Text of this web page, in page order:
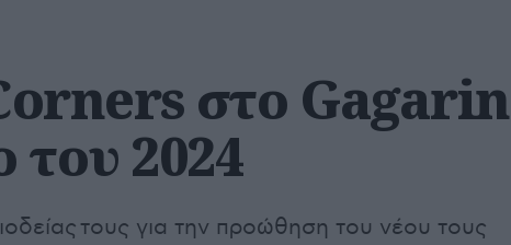
στο Gagarin
του 2024
τους για την προώθηση του νέου τους